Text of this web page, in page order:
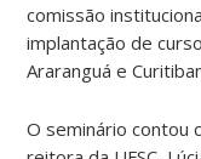
comissão
implantação de
Araranguá e
O seminário contou